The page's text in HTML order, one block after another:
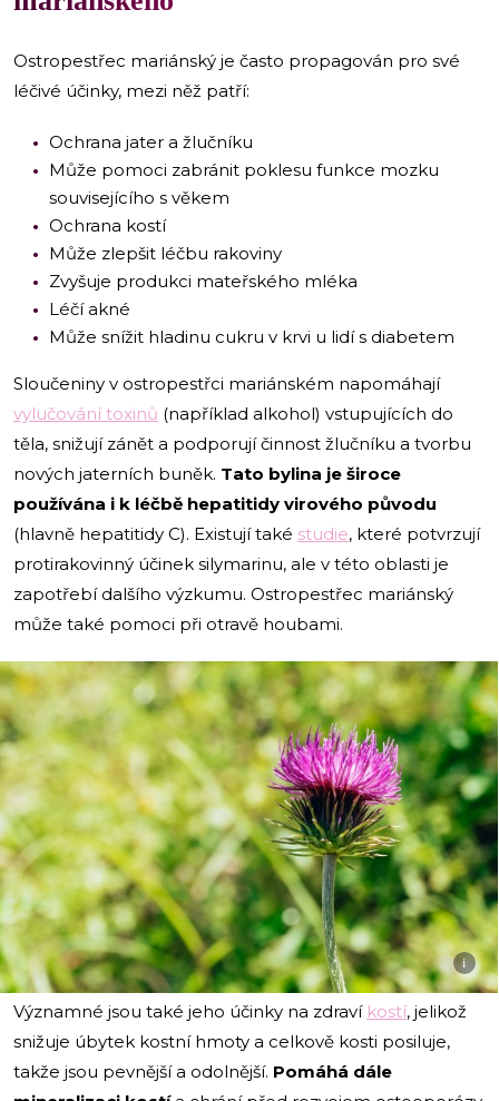
Ostropestřec mariánský je často propagován pro své
léčivé účinky, mezi něž patří:
Ochrana jater a žlučníku
Může pomoci zabránit poklesu funkce mozku
souvisejícího s věkem
Ochrana kostí
Může zlepšit léčbu rakoviny
Zvyšuje produkci mateřského mléka
Léčí akné
Může snížit hladinu cukru v krvi u lidí s diabetem
Sloučeniny v ostropestřci mariánském napomáhají
vylučování toxinů (například alkohol) vstupujících do
těla, snižují zánět a podporují činnost žlučníku a tvorbu
nových jaterních buněk. Tato bylina je široce
používána i k léčbě hepatitidy virového původu
(hlavně hepatitidy C). Existují také studie, které potvrzují
protirakovinný účinek silymarinu, ale v této oblasti je
zapotřebí dalšího výzkumu. Ostropestřec mariánský
může také pomoci při otravě houbami.
i
Významné jsou také jeho účinky na zdraví kostí, jelikož
snižuje úbytek kostní hmoty a celkově kosti posiluje,
takže jsou pevnější a odolnější. Pomáhá dále